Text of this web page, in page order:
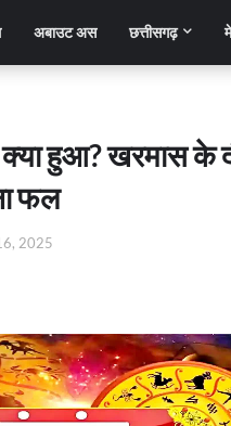
अबाउट अस छत्तीसगढ़
हुआ? खरमास के
फल
2025